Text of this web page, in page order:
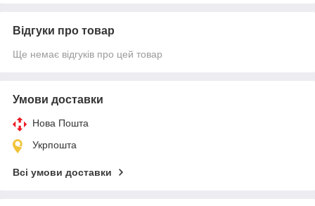
Відгуки про товар
Ще немає відгуків про цей товар
Умови доставки
Нова Пошта
Укрпошта
Всі умови доставки